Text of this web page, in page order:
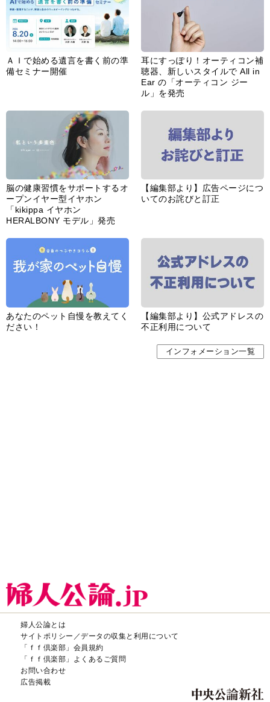
あなたのペット自慢を教えてく
【編集部より】公式アドレスの
不正利用について
インフォメーション一覧
サイトポリシー／データの収集と利用について
「ｆｆ倶楽部」会員規約
「ｆｆ倶楽部」よくあるご質問
お問い合わせ
広告掲載
CHUOKORON-SHINSHA,INC.All right reserved